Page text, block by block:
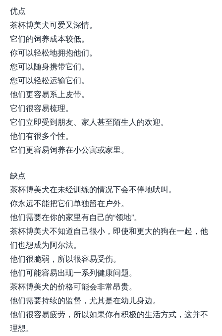
优点
茶杯博美犬可爱又深情。
它们的饲养成本较低。
你可以轻松地拥抱他们。
您可以随身携带它们。
您可以轻松运输它们。
他们更容易系上皮带。
它们很容易梳理。
它们立即受到朋友、家人甚至陌生人的欢迎。
他们有很多个性。
它们更容易饲养在小公寓或家里。
缺点
茶杯博美犬在未经训练的情况下会不停地吠叫。
你永远不能把它们单独留在户外。
他们需要在你的家里有自己的“领地”。
茶杯博美犬不知道自己很小，即使和更大的狗在一起，他
们也想成为阿尔法。
他们很脆弱，所以很容易受伤。
他们可能容易出现一系列健康问题。
茶杯博美犬的价格可能会非常昂贵。
他们需要持续的监督，尤其是在幼儿身边。
他们很容易疲劳，所以如果你有积极的生活方式，这并不
理想。